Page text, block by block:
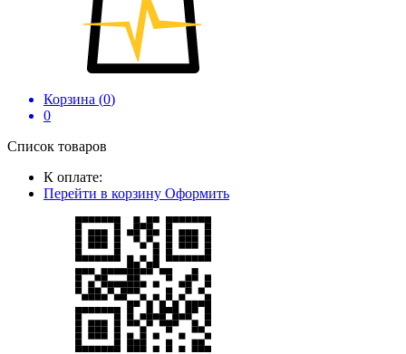
Корзина (0)
0
Список товаров
К оплате:
Перейти в корзину Оформить